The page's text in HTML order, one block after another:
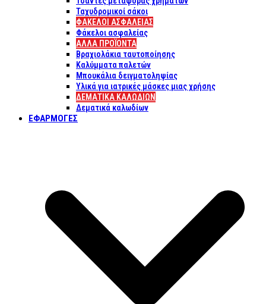
Ταχυδρομικοί σάκοι
ΦΑΚΕΛΟΙ ΑΣΦΑΛΕΙΑΣ
Φάκελοι ασφαλείας
ΑΛΛΑ ΠΡΟΪΟΝΤΑ
Βραχιολάκια ταυτοποίησης
Καλύμματα παλετών
Μπουκάλια δειγματοληψίας
Υλικά για ιατρικές μάσκες μιας χρήσης
ΔΕΜΑΤΙΚΆ ΚΑΛΩΔΊΩΝ
Δεματικά καλωδίων
ΕΦΑΡΜΟΓΈΣ